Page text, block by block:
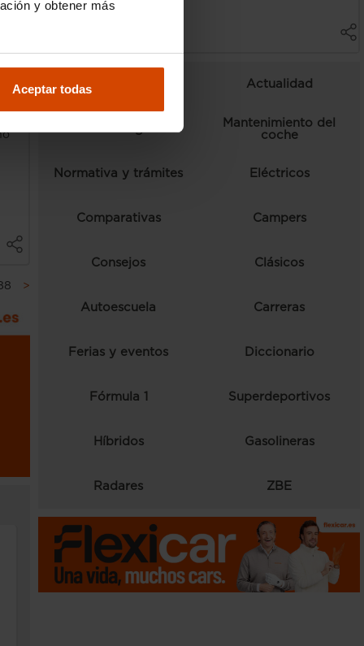
y obtener más
Aceptar todas
>
Dacia Striker: el nuevo crossover familiar
Dacia ha vuelto a sorprender al mercado. Después del
El Dacia Sandman es
Curiosidades Actualidad
Ranking
Mantenimiento del
coche
Normativa y trámites Eléctricos
Comparativas Campers
Consejos Clásicos
Autoescuela Carreras
Ferias y eventos Diccionario
Fórmula 1 Superdeportivos
Híbridos Gasolineras
Radares ZBE